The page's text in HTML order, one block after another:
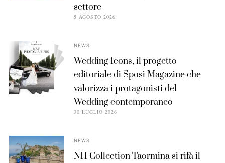
settore
5 AGOSTO 2026
NEWS
Wedding Icons, il progetto
editoriale di Sposi Magazine che
valorizza i protagonisti del
Wedding contemporaneo
30 LUGLIO 2026
NEWS
NH Collection Taormina si rifà il